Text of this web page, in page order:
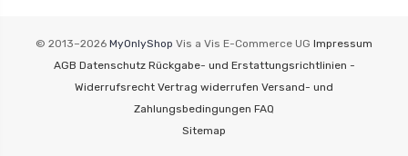
© 2013–2026 MyOnlyShop Vis a Vis E-Commerce UG Impressum
AGB Datenschutz Rückgabe- und Erstattungsrichtlinien -
Widerrufsrecht Vertrag widerrufen Versand- und
Zahlungsbedingungen FAQ
Sitemap